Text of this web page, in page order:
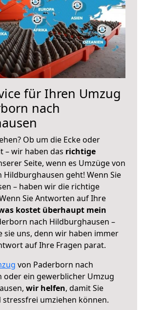
für Ihren Umzug
nach
Ob um die Ecke oder
– wir haben das richtige
Seite, wenn es Umzüge von
Hildburghausen geht! Wenn Sie
– haben wir die richtige
Sie Antworten auf Ihre
kostet überhaupt mein
nach Hildburghausen –
sie uns, denn wir haben immer
auf Ihre Fragen parat.
von Paderborn nach
oder ein gewerblicher Umzug
wir helfen, damit Sie
umziehen können.